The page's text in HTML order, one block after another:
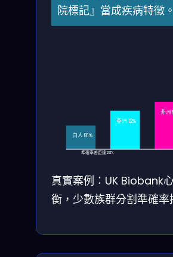
院標記』當成疾病特徵。
白人 81%
亞洲 12%
非洲
準確率差距達23%
真實案例：UK Biobank
衡，少數族群分割準確率